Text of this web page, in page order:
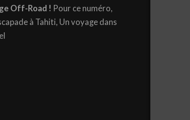
Off-Road ! Pour ce numéro,
à Tahiti, Un voyage dans